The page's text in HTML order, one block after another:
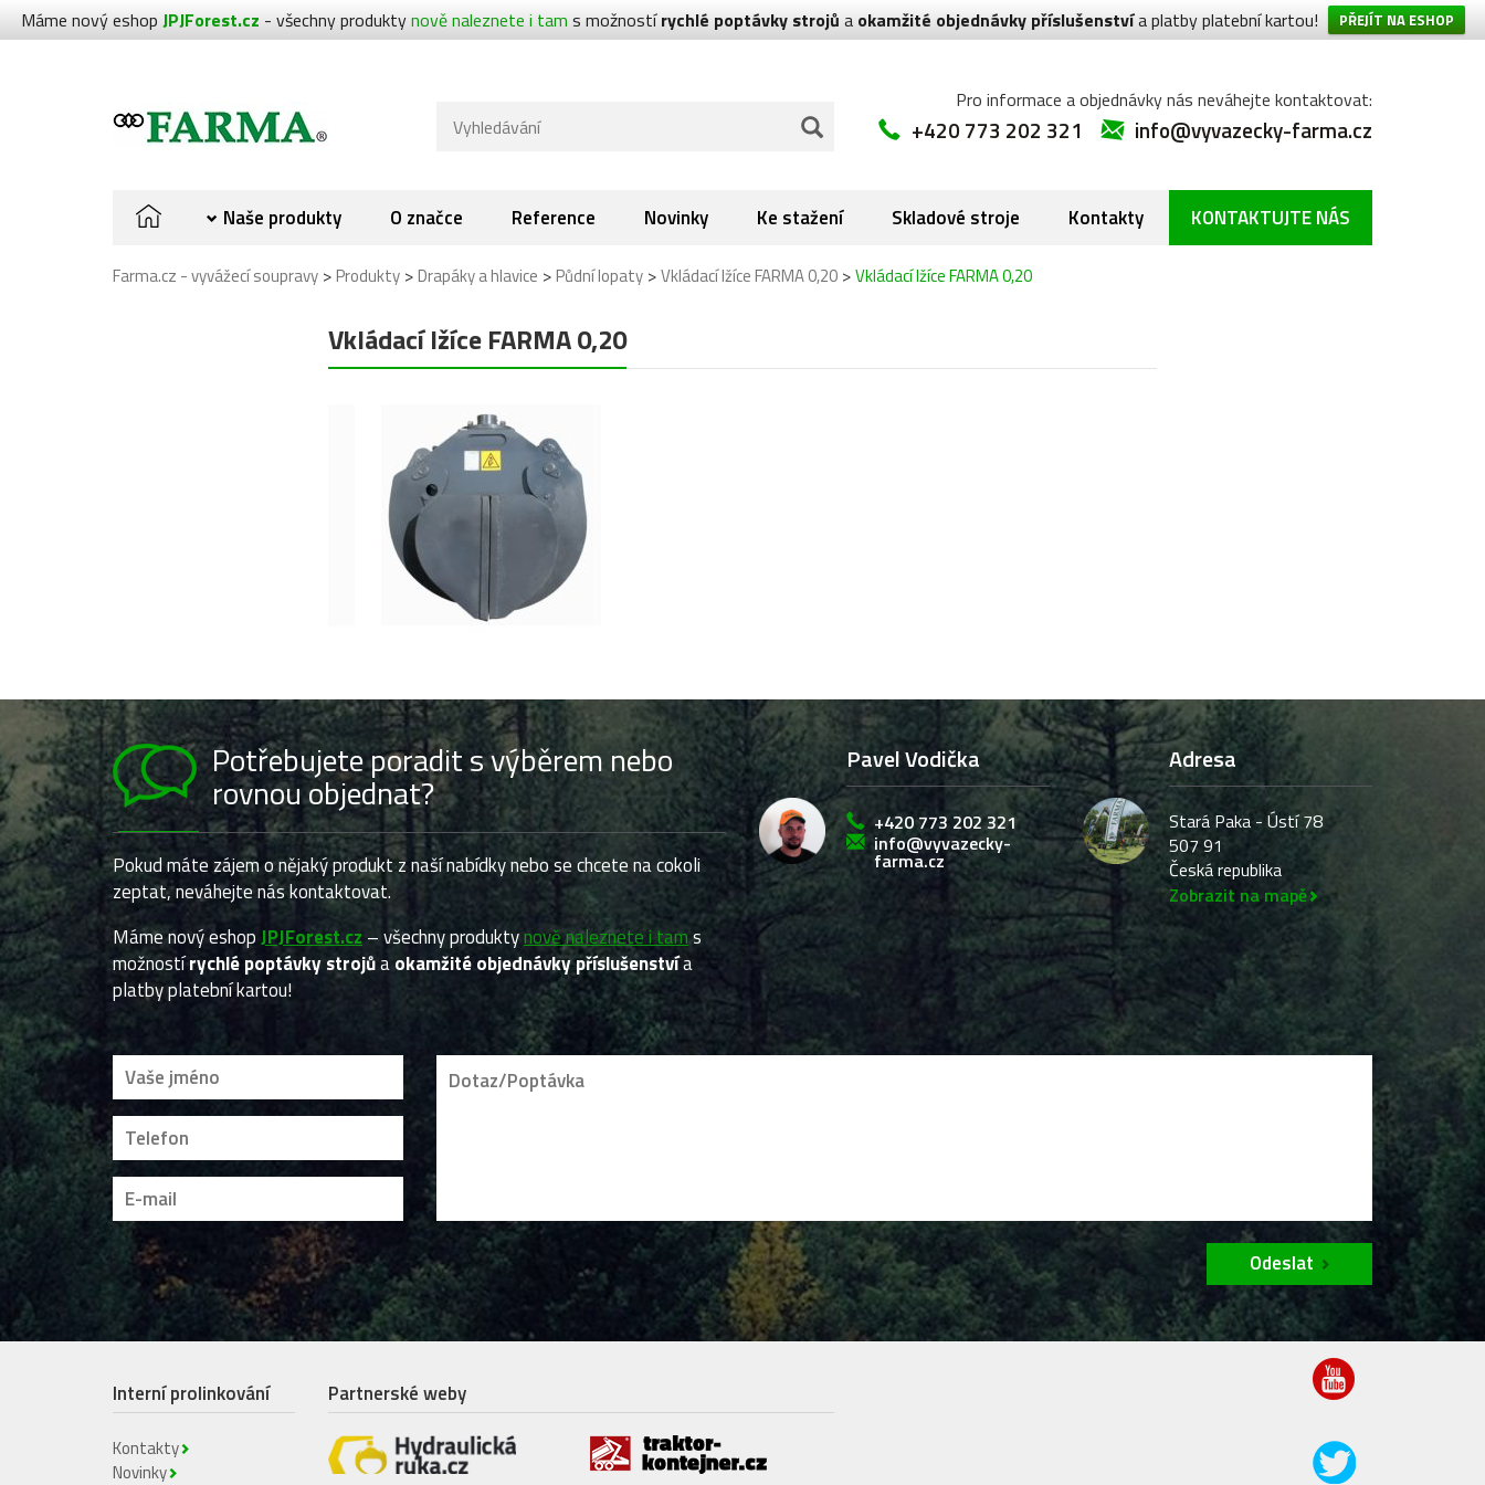
Máme nový eshop JPJForest.cz - všechny produktynově naleznete i tam s možnostírychlé poptávky strojů a okamžité objednávky příslušenstvía platby platební kartou! PŘEJÍT NA ESHOP
Pro informace a objednávky nás neváhejte kontaktovat:
+420 773 202 321 info@vyvazecky-farma.cz
Naše produkty O značce Reference Novinky Ke stažení Skladové stroje Kontakty KONTAKTUJTE NÁS
Farma.cz - vyvážecí soupravy >Produkty >Drapáky a hlavice >Půdní lopaty >Vkládací lžíce FARMA 0,20 >Vkládací lžíce FARMA 0,20
Vkládací lžíce FARMA 0,20
Potřebujete poradit s výběrem nebo
rovnou objednat?
Pokud máte zájem o nějaký produkt z naší nabídky nebo se chcete na cokoli
zeptat, neváhejte nás kontaktovat.
Máme nový eshopJPJForest.cz – všechny produktynově naleznete i tams
možnostírychlé poptávky strojůaokamžité objednávky příslušenstvía
platby platební kartou!
Pavel Vodička
+420 773 202 321
info@vyvazecky-
farma.cz
Adresa
Stará Paka - Ústí 78
507 91
Česká republika
Zobrazit na mapě
Odeslat
Interní prolinkování
Kontakty
Novinky
Partnerské weby